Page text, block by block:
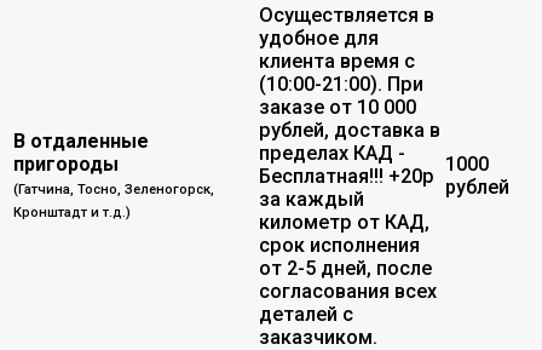
В отдаленные
пригороды
(Гатчина, Тосно, Зеленогорск,
Кронштадт и т.д.)
Осуществляется в
удобное для
клиента время с
(10:00-21:00). При
заказе от 10 000
рублей, доставка в
пределах КАД -
Бесплатная!!! +20р
за каждый
километр от КАД,
срок исполнения
от 2-5 дней, после
согласования всех
деталей с
заказчиком.
1000
рублей